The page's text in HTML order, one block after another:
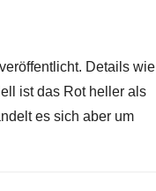
Details wie
ist das Rot heller als
es sich aber um